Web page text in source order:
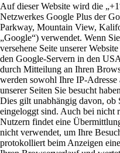
Auf dieser Website wird die
Netzwerkes Google Plus der
Parkway, Mountain View,
„Google“) verwendet. Wenn
versehene Seite unserer
den Google-Servern in den
durch Mitteilung an Ihren
werden sowohl Ihre IP-
unserer Seiten Sie besucht
Dies gilt unabhängig davon, ob
eingeloggt sind. Auch bei nicht
Nutzern findet eine
nicht verwendet, um Ihre
protokolliert beim Anzeigen